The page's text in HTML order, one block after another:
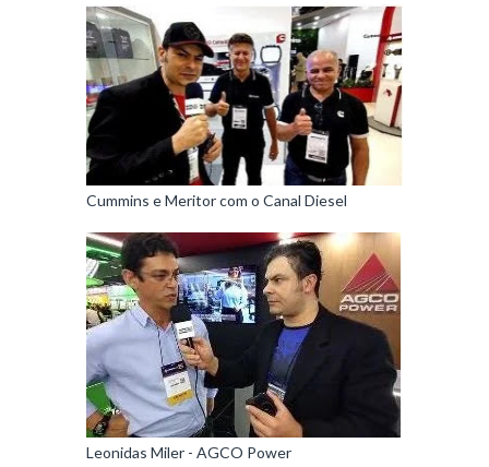
Cummins e Meritor com o Canal Diesel
Leonidas Miler - AGCO Power